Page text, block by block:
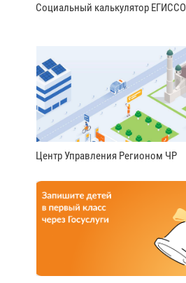
Социальный калькулятор ЕГИССО
Центр Управления Регионом ЧР